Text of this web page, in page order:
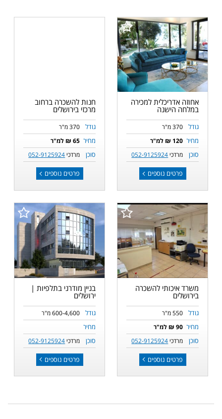
אחוזה אדריכלית למכירה
במלחה הישנה
גודל 370 מ"ר
מחיר 120 ₪ למ"ר
סוכן מרדכי052-9125924
פרטים נוספים
חנות להשכרה ברחוב
מרכזי בירושלים
גודל 370 מ"ר
מחיר 65 ₪ למ"ר
סוכן מרדכי052-9125924
פרטים נוספים
משרד איכותי להשכרה
בירושלים
גודל 550 מ"ר
מחיר 90 ₪ למ"ר
סוכן מרדכי052-9125924
פרטים נוספים
בניין מודרני בתלפיות |
ירושלים
גודל 600-4,600 מ"ר
מחיר
סוכן
מרדכי052-9125924
פרטים נוספים